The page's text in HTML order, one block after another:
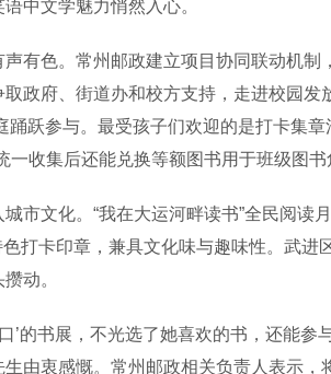
中文学魅力悄然入心。
色。常州邮政建立项目协同联动机制
政府、街道办和校方支持，走进校园
踊跃参与。最受孩子们欢迎的是打卡集
一收集后还能兑换等额图书用于班级图书
文化。“我在大运河畔读书”全民阅读
打卡印章，兼具文化味与趣味性。武进
动。
的书展，不光选了她喜欢的书，还能参
由衷感慨。常州邮政相关负责人表示，